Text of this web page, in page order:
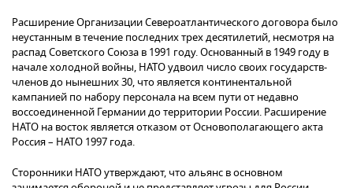
Расширение Организации Североатлантического договора было
неустанным в течение последних трех десятилетий, несмотря на
распад Советского Союза в 1991 году. Основанный в 1949 году в
начале холодной войны, НАТО удвоил число своих государств-
членов до нынешних 30, что является континентальной
кампанией по набору персонала на всем пути от недавно
воссоединенной Германии до территории России. Расширение
НАТО на восток является отказом от Основополагающего акта
Россия – НАТО 1997 года.
Сторонники НАТО утверждают, что альянс в основном